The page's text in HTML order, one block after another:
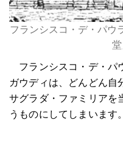
フランシスコ・デ・パウ
フランシスコ・デ・パ
ガウディは、どんどん自
サグラダ・ファミリアを
うものにしてしまいます。